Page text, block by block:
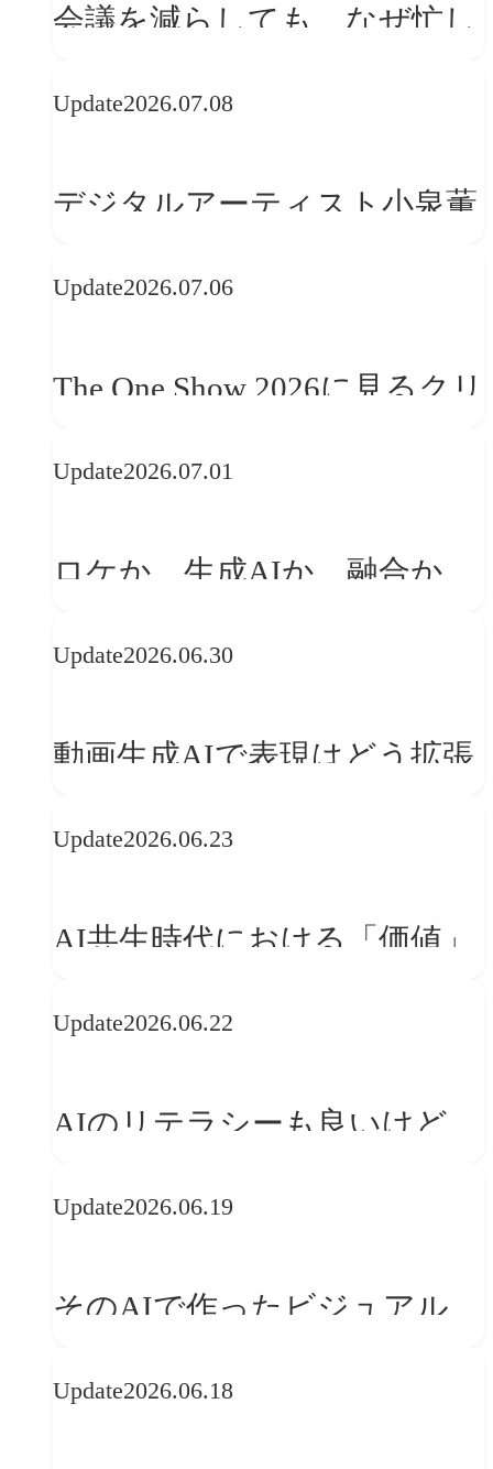
会議を減らしても、なぜ忙し
Update2026.07.08
デジタルアーティスト小泉薫
ークフロー設計と「ノイズと
Update2026.07.06
The One Show 2026に見るクリ
との接点を、ブランドらしい
Update2026.07.01
ロケか、生成AIか、融合か
おける「意思決定」のルール
Update2026.06.30
動画生成AIで表現はどう拡張
伸吾が語る、AI時代の「プロ
Update2026.06.23
AI共生時代における「価値」
「正解」をAIが教えてくれる
Update2026.06.22
AIのリテラシーも良いけど、
は大丈夫か?【POLA春節事例
Update2026.06.19
そのAIで作ったビジュアル、
せんか？
Update2026.06.18